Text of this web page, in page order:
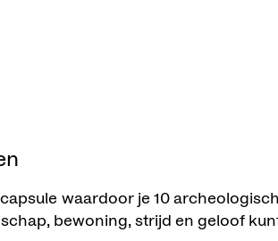
waardoor je 10
bewoning, strijd en geloof